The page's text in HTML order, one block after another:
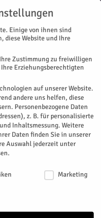
gelegt
werden
Partnern an seiner
jeden und überall auf
diesem Grund wird der
schnell. Dies gelingt
dem Dürener Stadtgebiet.
Einige von ihnen sind
diese Website und Ihre
Zustimmung zu freiwilligen
Erziehungsberechtigten
auf unserer Website.
andere uns helfen, diese
Personenbezogene Daten
z. B. für personalisierte
Inhaltsmessung. Weitere
Daten finden Sie in unserer
Auswahl jederzeit unter
Marketing